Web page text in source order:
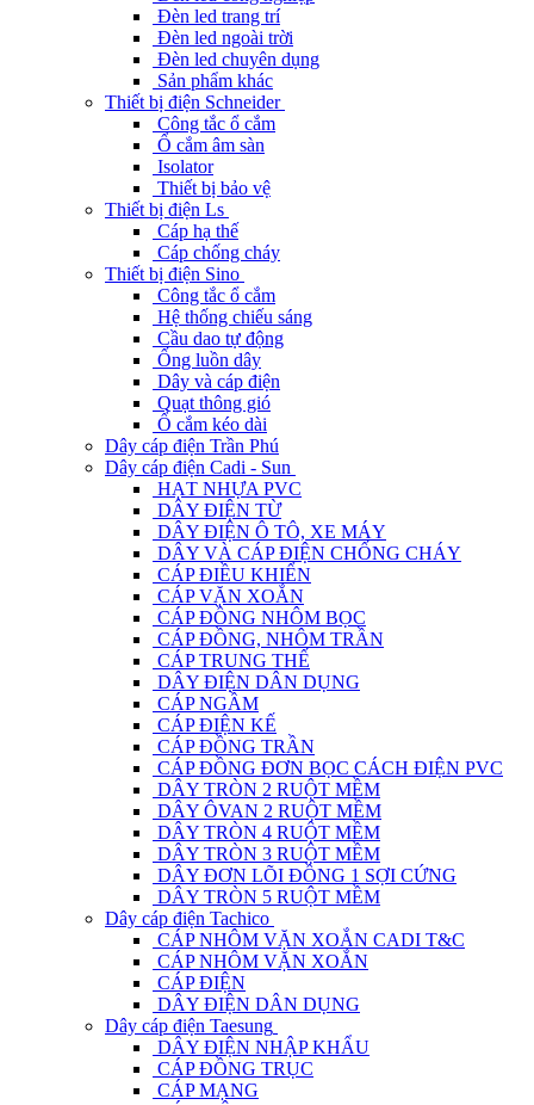
Đèn led trang trí
Đèn led ngoài trời
Đèn led chuyên dụng
Sản phẩm khác
Thiết bị điện Schneider
Công tắc ổ cắm
Ổ cắm âm sàn
Isolator
Thiết bị bảo vệ
Thiết bị điện Ls
Cáp hạ thế
Cáp chống cháy
Thiết bị điện Sino
Công tắc ổ cắm
Hệ thống chiếu sáng
Cầu dao tự động
Ống luồn dây
Dây và cáp điện
Quạt thông gió
Ổ cắm kéo dài
Dây cáp điện Trần Phú
Dây cáp điện Cadi - Sun
HẠT NHỰA PVC
DÂY ĐIỆN TỪ
DÂY ĐIỆN Ô TÔ, XE MÁY
DÂY VÀ CÁP ĐIỆN CHỐNG CHÁY
CÁP ĐIỀU KHIỂN
CÁP VẶN XOẮN
CÁP ĐỒNG NHÔM BỌC
CÁP ĐỒNG, NHÔM TRẦN
CÁP TRUNG THẾ
DÂY ĐIỆN DÂN DỤNG
CÁP NGẦM
CÁP ĐIỆN KẾ
CÁP ĐỒNG TRẦN
CÁP ĐỒNG ĐƠN BỌC CÁCH ĐIỆN PVC
DÂY TRÒN 2 RUỘT MỀM
DÂY ÔVAN 2 RUỘT MỀM
DÂY TRÒN 4 RUỘT MỀM
DÂY TRÒN 3 RUỘT MỀM
DÂY ĐƠN LÕI ĐỒNG 1 SỢI CỨNG
DÂY TRÒN 5 RUỘT MỀM
Dây cáp điện Tachico
CÁP NHÔM VẶN XOẮN CADI T&C
CÁP NHÔM VẶN XOẮN
CÁP ĐIỆN
DÂY ĐIỆN DÂN DỤNG
Dây cáp điện Taesung
DÂY ĐIỆN NHẬP KHẨU
CÁP ĐỒNG TRỤC
CÁP MẠNG